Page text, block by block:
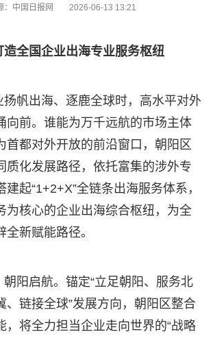
：中国日报网 2026-06-13 13:21
造全国企业出海专业服务枢纽
扬帆出海、逐鹿全球时，高水平对外
向前。谁能为万千远航的市场主体
首都对外开放的前沿窗口，朝阳区
质化发展路径，依托富集的涉外专
起“1+2+X”全链条出海服务体系，
为核心的企业出海综合枢纽，为全
全新赋能路径。
阳启航。锚定“立足朝阳、服务北
、链接全球”发展方向，朝阳区整合
，将全力担当企业走向世界的“战略